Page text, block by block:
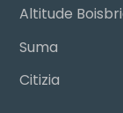
Altitude
Suma
Citizia